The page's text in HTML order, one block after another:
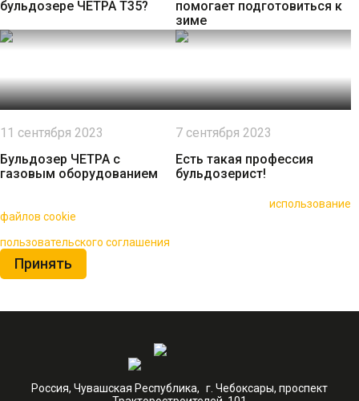
бульдозере ЧЕТРА Т35?
помогает подготовиться к
зиме
11 сентября 2023
Бульдозер ЧЕТРА с
газовым оборудованием
7 сентября 2023
Есть такая профессия
бульдозерист!
использование
файлов cookie
пользовательского соглашения
Принять
Россия, Чувашская Республика, г. Чебоксары, проспект